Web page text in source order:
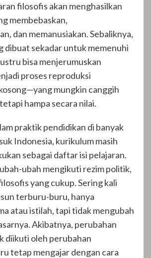
filosofis akan menghasilkan
membebaskan,
dan memanusiakan. Sebaliknya,
dibuat sekadar untuk memenuhi
bisa menjerumuskan
proses reproduksi
mungkin canggih
hampa secara nilai.
praktik pendidikan di banyak
Indonesia, kurikulum masih
sebagai daftar isi pelajaran.
ubah mengikuti rezim politik,
yang cukup. Sering kali
terburu-buru, hanya
atau istilah, tapi tidak mengubah
Akibatnya, perubahan
diikuti oleh perubahan
tetap mengajar dengan cara